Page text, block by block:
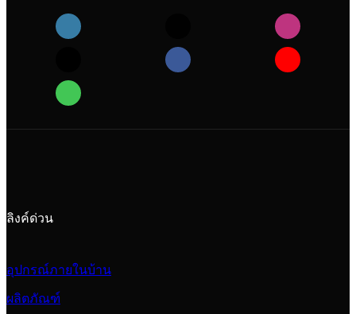
ลิงค์ด่วน
อุปกรณ์ภายในบ้าน
ผลิตภัณฑ์